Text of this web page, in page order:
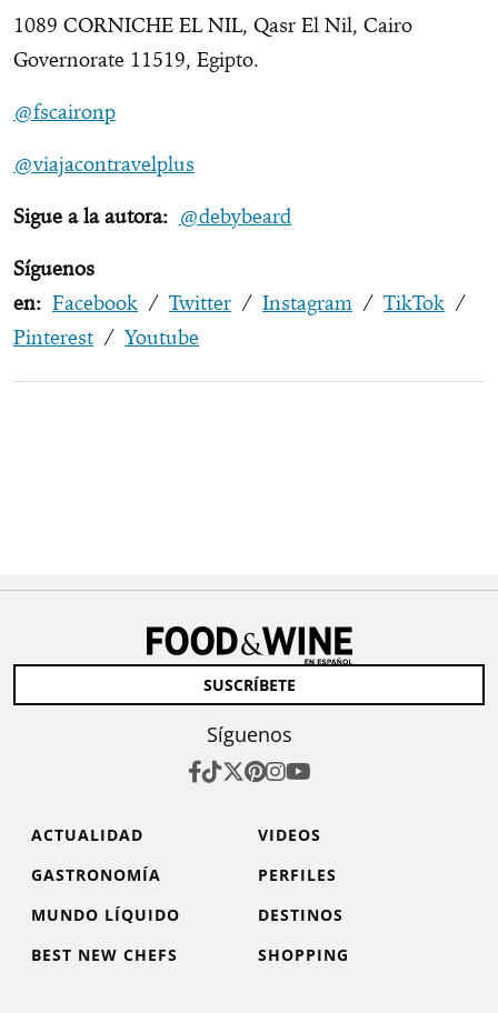
1089 CORNICHE EL NIL, Qasr El Nil, Cairo
Governorate 11519, Egipto.
@fscaironp
@viajacontravelplus
Sigue a la autora: @debybeard
Síguenos
en: Facebook / Twitter / Instagram / TikTok /
Pinterest / Youtube
SUSCRÍBETE
Síguenos
ACTUALIDAD
VIDEOS
GASTRONOMÍA
PERFILES
MUNDO LÍQUIDO
DESTINOS
BEST NEW CHEFS
SHOPPING